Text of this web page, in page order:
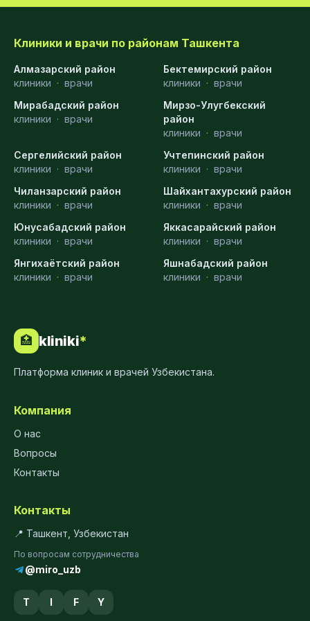
Клиники и врачи по районам Ташкента
Алмазарский район
клиники · врачи
Бектемирский район
клиники · врачи
Мирабадский район
клиники · врачи
Мирзо-Улугбекский
район
клиники · врачи
Сергелийский район
клиники · врачи
Учтепинский район
клиники · врачи
Чиланзарский район
клиники · врачи
Шайхантахурский район
клиники · врачи
Юнусабадский район
клиники · врачи
Яккасарайский район
клиники · врачи
Янгихаётский район
клиники · врачи
Яшнабадский район
клиники · врачи
🏥 kliniki*
Платформа клиник и врачей Узбекистана.
Компания
О нас
Вопросы
Контакты
Контакты
📍 Ташкент, Узбекистан
По вопросам сотрудничества
@miro_uzb
T I F Y